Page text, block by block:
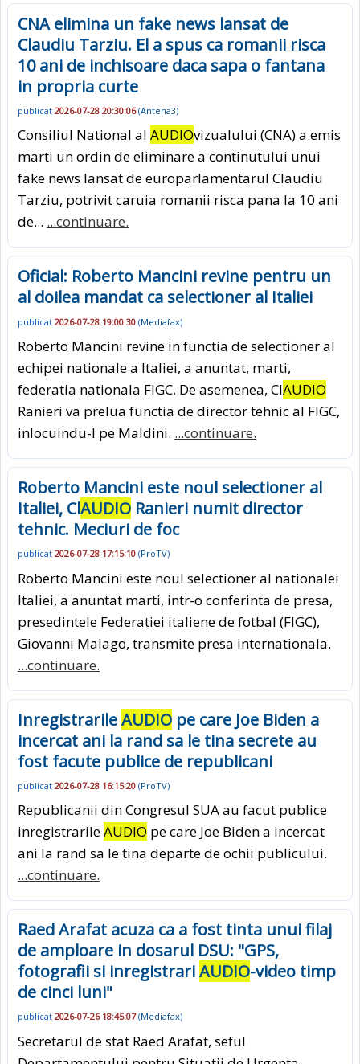
CNA elimina un fake news lansat de
Claudiu Tarziu. El a spus ca romanii risca
10 ani de inchisoare daca sapa o fantana
in propria curte
publicat 2026-07-28 20:30:06(Antena3)
Consiliul National al AUDIOvizualului (CNA) a emis
marti un ordin de eliminare a continutului unui
fake news lansat de europarlamentarul Claudiu
Tarziu, potrivit caruia romanii risca pana la 10 ani
de... ...continuare.
Oficial: Roberto Mancini revine pentru un
al doilea mandat ca selectioner al Italiei
publicat 2026-07-28 19:00:30 (Mediafax)
Roberto Mancini revine in functia de selectioner al
echipei nationale a Italiei, a anuntat, marti,
federatia nationala FIGC. De asemenea, ClAUDIO
Ranieri va prelua functia de director tehnic al FIGC,
inlocuindu-l pe Maldini. ...continuare.
Roberto Mancini este noul selectioner al
Italiei, ClAUDIO Ranieri numit director
tehnic. Meciuri de foc
publicat 2026-07-28 17:15:10 (ProTV)
Roberto Mancini este noul selectioner al nationalei
Italiei, a anuntat marti, intr-o conferinta de presa,
presedintele Federatiei italiene de fotbal (FIGC),
Giovanni Malago, transmite presa internationala.
...continuare.
InregistrarileAUDIO pe care Joe Biden a
incercat ani la rand sa le tina secrete au
fost facute publice de republicani
publicat 2026-07-28 16:15:20 (ProTV)
Republicanii din Congresul SUA au facut publice
inregistrarileAUDIO pe care Joe Biden a incercat
ani la rand sa le tina departe de ochii publicului.
...continuare.
Raed Arafat acuza ca a fost tinta unui filaj
de amploare in dosarul DSU: "GPS,
fotografii si inregistrariAUDIO-video timp
de cinci luni"
publicat 2026-07-26 18:45:07(Mediafax)
Secretarul de stat Raed Arafat, seful